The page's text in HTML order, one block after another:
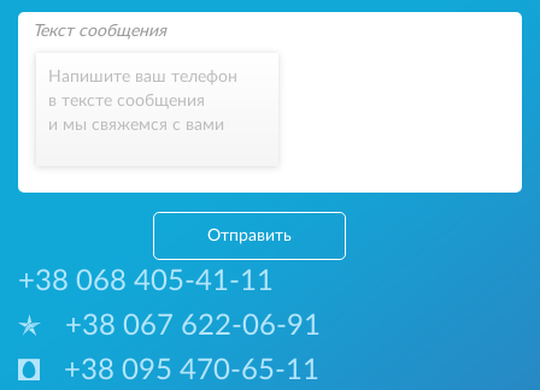
Напишите ваш телефон
в тексте сообщения
и мы свяжемся с вами
Отправить
+38 068 405-41-11
+38 067 622-06-91
+38 095 470-65-11